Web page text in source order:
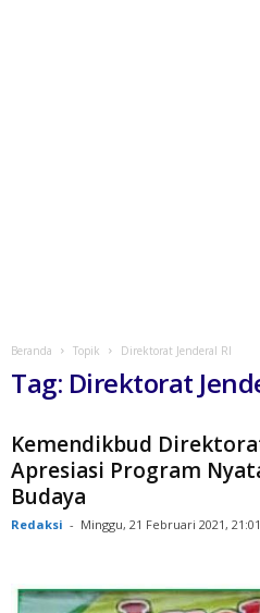
Beranda Topik Direktorat Jenderal RI
Tag: Direktorat
Kemendikbud
Apresiasi Program
Budaya
Redaksi - Minggu, 21 Februari 2021,